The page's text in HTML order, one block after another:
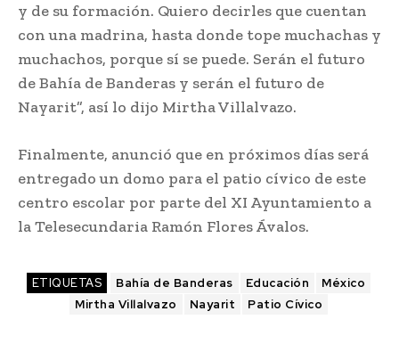
y de su formación. Quiero decirles que cuentan
con una madrina, hasta donde tope muchachas y
muchachos, porque sí se puede. Serán el futuro
de Bahía de Banderas y serán el futuro de
Nayarit”, así lo dijo Mirtha Villalvazo.
Finalmente, anunció que en próximos días será
entregado un domo para el patio cívico de este
centro escolar por parte del XI Ayuntamiento a
la Telesecundaria Ramón Flores Ávalos.
ETIQUETAS Bahía de Banderas Educación
México
Mirtha Villalvazo
Nayarit Patio Cívico